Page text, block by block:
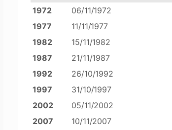
1972
06/11/1972
1977
11/11/1977
1982
15/11/1982
1987
21/11/1987
1992
26/10/1992
1997
31/10/1997
2002
05/11/2002
2007
10/11/2007